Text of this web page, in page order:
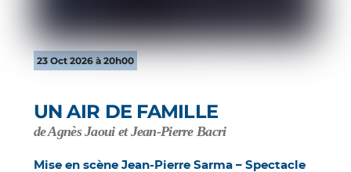
23 Oct 2026 à 20h00
UN AIR DE FAMILLE
de Agnès Jaoui et Jean-Pierre Bacri
Mise en scène Jean-Pierre Sarma – Spectacle